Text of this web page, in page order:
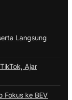
Langsung
Ajar
Fokus ke BEV